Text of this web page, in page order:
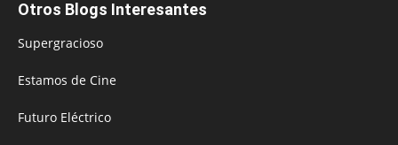
Otros Blogs Interesantes
Supergracioso
Estamos de Cine
Futuro Eléctrico